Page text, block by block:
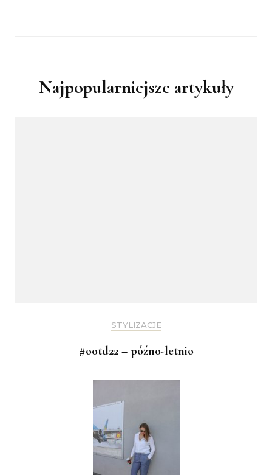
Najpopularniejsze artykuły
STYLIZACJE
#ootd22 – późno-letnio